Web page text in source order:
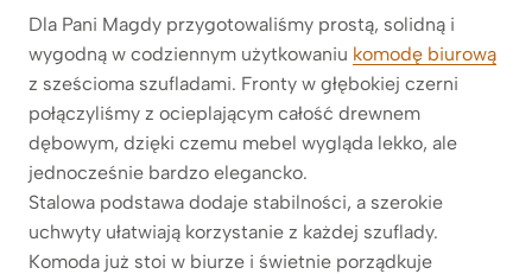
Dla Pani Magdy przygotowaliśmy prostą, solidną i
wygodną w codziennym użytkowaniu komodę biurową
z sześcioma szufladami. Fronty w głębokiej czerni
połączyliśmy z ocieplającym całość drewnem
dębowym, dzięki czemu mebel wygląda lekko, ale
jednocześnie bardzo elegancko.
Stalowa podstawa dodaje stabilności, a szerokie
uchwyty ułatwiają korzystanie z każdej szuflady.
Komoda już stoi w biurze i świetnie porządkuje